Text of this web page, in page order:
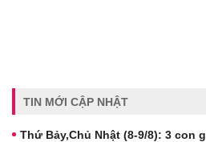
TIN MỚI CẬP NHẬT
Thứ Bảy,Chủ Nhật (8-9/8): 3 con